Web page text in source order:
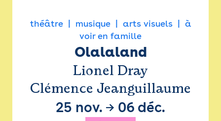
théâtre musique arts visuels
à
voir en famille
Olalaland
Lionel Dray
Clémence Jeanguillaume
25 nov. → 06 déc.